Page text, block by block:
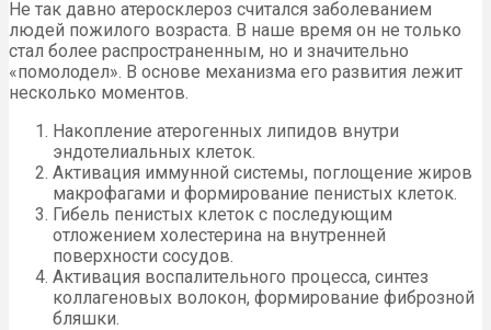
Не так давно атеросклероз считался заболеванием
людей пожилого возраста. В наше время он не только
стал более распространенным, но и значительно
«помолодел». В основе механизма его развития лежит
несколько моментов.
Накопление атерогенных липидов внутри
эндотелиальных клеток.
Активация иммунной системы, поглощение жиров
макрофагами и формирование пенистых клеток.
Гибель пенистых клеток с последующим
отложением холестерина на внутренней
поверхности сосудов.
Активация воспалительного процесса, синтез
коллагеновых волокон, формирование фиброзной
бляшки.